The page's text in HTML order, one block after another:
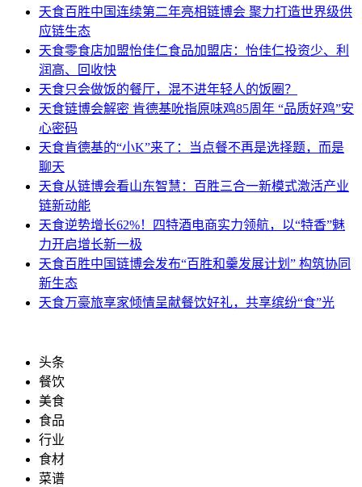
天食百胜中国连续第二年亮相链博会 聚力打造世界级供
应链生态
天食零食店加盟怡佳仁食品加盟店：怡佳仁投资少、利
润高、回收快
天食只会做饭的餐厅，混不进年轻人的饭圈？
天食链博会解密 肯德基吮指原味鸡85周年 “品质好鸡”安
心密码
天食肯德基的“小K”来了：当点餐不再是选择题，而是
聊天
天食从链博会看山东智慧：百胜三合一新模式激活产业
链新动能
天食逆势增长62%！四特酒电商实力领航，以“特香”魅
力开启增长新一极
天食百胜中国链博会发布“百胜和羹发展计划” 构筑协同
新生态
天食万豪旅享家倾情呈献餐饮好礼，共享缤纷“食”光
头条
餐饮
美食
食品
行业
食材
菜谱